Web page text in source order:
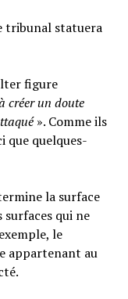
tribunal statuera
figure
créer un doute
». Comme ils
que quelques-
la surface
qui ne
le
appartenant au